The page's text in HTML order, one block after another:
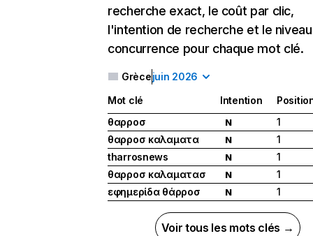
recherche exact, le coût par clic,
l'intention de recherche et le
concurrence pour chaque mot clé.
Grècejuin 2026
Mot clé Intention
θαρροσ
N
1
θαρροσ καλαματα
N
1
tharrosnews
N
1
θαρροσ καλαματασ
N
1
εφημερίδα θάρροσ
N 1
Voir tous les mots clés →